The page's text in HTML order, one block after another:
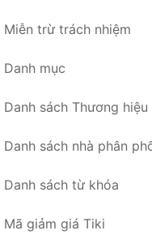
Miễn trừ trách nhiệm
Danh mục
Danh sách Thương hiệu
Danh sách nhà phân
Danh sách từ khóa
Mã giảm giá Tiki